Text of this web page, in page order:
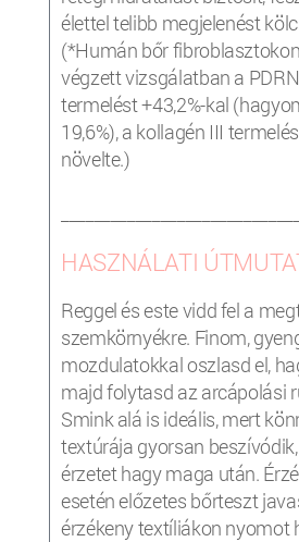
élettel telibb megjelenést
(*Humán bőr
végzett vizsgálatban a
termelést +43,2%-kal
19,6%), a kollagén III
növelte.)
HASZNÁLATI
Reggel és este vidd fel a
szemkörnyékre. Finom,
mozdulatokkal oszlasd el,
majd folytasd az arcápolási
Smink alá is ideális, mert
textúrája gyorsan
érzetet hagy maga után.
esetén előzetes bőrteszt
érzékeny textíliákon nyomot